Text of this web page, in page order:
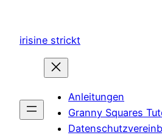
springen
irisine strickt
Anleitungen
Granny Squares